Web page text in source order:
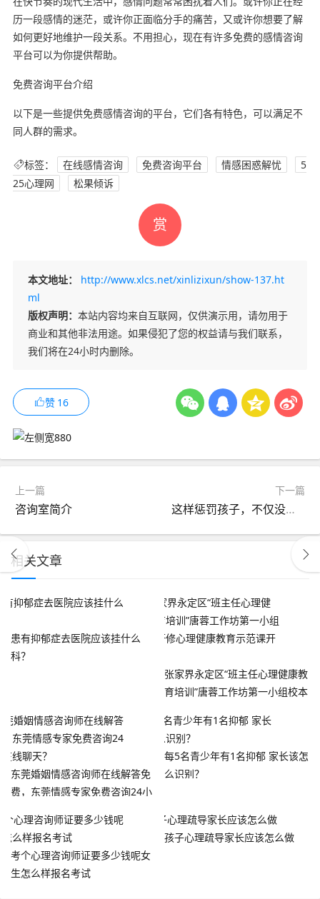
历一段感情的迷茫，或许你正面临分手的痛苦，又或许你想要了解
如何更好地维护一段关系。不用担心，现在有许多免费的感情咨询
平台可以为你提供帮助。
免费咨询平台介绍
以下是一些提供免费感情咨询的平台，它们各有特色，可以满足不
同人群的需求。
标签： 在线感情咨询 免费咨询平台 情感困惑解忧
5
25心理网
松果倾诉
赏
本文地址：
http://www.xlcs.net/xinlizixun/show-137.ht
ml
版权声明： 本站内容均来自互联网，仅供演示用，请勿用于
商业和其他非法用途。如果侵犯了您的权益请与我们联系，
我们将在24小时内删除。
赞 16
上一篇
咨询室简介
下一篇
这样惩罚孩子，不仅没用，反而会深深伤害他
相关文章
患有抑郁症去医院应该挂什么
科？
张家界永定区“班主任心理健康教
育培训”唐蓉工作坊第一小组校本
东莞婚姻情感咨询师在线解答免
费，东莞情感专家免费咨询24小
每5名青少年有1名抑郁 家长该怎
么识别？
考个心理咨询师证要多少钱呢女
生怎么样报名考试
孩子心理疏导家长应该怎么做